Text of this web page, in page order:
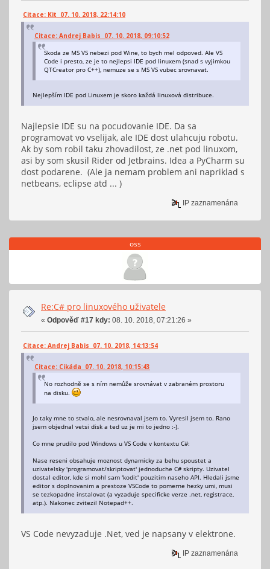
Citace: Kit 07. 10. 2018, 22:14:10
Citace: Andrej Babis 07. 10. 2018, 09:10:52
Skoda ze MS VS nebezi pod Wine, to bych mel odpoved. Ale VS
Code i presto, ze je to nejlepsi IDE pod linuxem (snad s vyjimkou
QTCreator pro C++), nemuze se s MS VS vubec srovnavat.
Nejlepším IDE pod Linuxem je skoro každá linuxová distribuce.
Najlepsie IDE su na pocudovanie IDE. Da sa
programovat vo vselijak, ale IDE dost ulahcuju robotu.
Ak by som robil taku zhovadilost, ze .net pod linuxom,
asi by som skusil Rider od Jetbrains. Idea a PyCharm su
dost podarene. (Ale ja nemam problem ani napriklad s
netbeans, eclipse atd ... )
IP zaznamenána
oss
Re:C# pro linuxového uživatele
« Odpověď #17 kdy: 08. 10. 2018, 07:21:26 »
Citace: Andrej Babis 07. 10. 2018, 14:13:54
Citace: Cikáda 07. 10. 2018, 10:15:43
No rozhodně se s ním nemůže srovnávat v zabraném prostoru
na disku.
Jo taky mne to stvalo, ale nesrovnaval jsem to. Vyresil jsem to. Rano
jsem objednal vetsi disk a ted uz je mi to jedno :-).
Co mne prudilo pod Windows u VS Code v kontextu C#:
Nase reseni obsahuje moznost dynamicky za behu spoustet a
uzivatelsky 'programovat/skriptovat' jednoduche C# skripty. Uzivatel
dostal editor, kde si mohl sam 'kodit' pouzitim naseho API. Hledali jsme
editor s doplnovanim a prestoze VSCode to pomerne hezky umi, musi
se tezkopadne instalovat (a vyzaduje specificke verze .net, registrace,
atp.). Nakonec zvitezil Notepad++.
VS Code nevyzaduje .Net, ved je napsany v elektrone.
IP zaznamenána